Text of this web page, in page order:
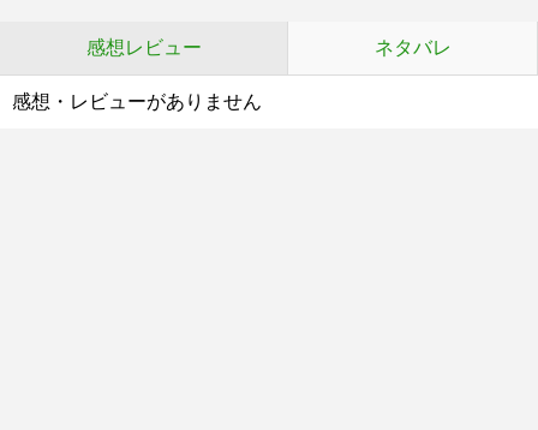
感想レビュー ネタバレ
感想・レビューがありません